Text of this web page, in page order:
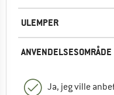
ULEMPER
ANVENDELSESOMRÅDE
Ja, jeg ville